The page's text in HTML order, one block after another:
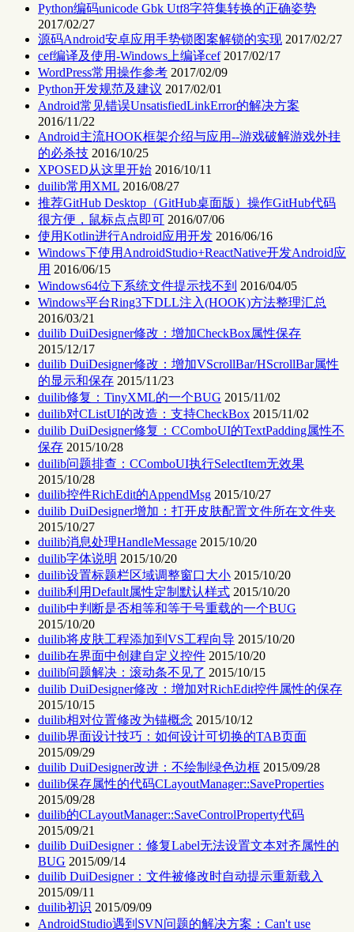
Python编码unicode Gbk Utf8字符集转换的正确姿势
2017/02/27
源码Android安卓应用手势锁图案解锁的实现 2017/02/27
cef编译及使用-Windows上编译cef 2017/02/17
WordPress常用操作参考 2017/02/09
Python开发规范及建议 2017/02/01
Android常见错误UnsatisfiedLinkError的解决方案
2016/11/22
Android主流HOOK框架介绍与应用--游戏破解游戏外挂
的必杀技 2016/10/25
XPOSED从这里开始 2016/10/11
duilib常用XML 2016/08/27
推荐GitHub Desktop（GitHub桌面版）操作GitHub代码
很方便，鼠标点点即可 2016/07/06
使用Kotlin进行Android应用开发 2016/06/16
Windows下使用AndroidStudio+ReactNative开发Android应
用 2016/06/15
Windows64位下系统文件提示找不到 2016/04/05
Windows平台Ring3下DLL注入(HOOK)方法整理汇总
2016/03/21
duilib DuiDesigner修改：增加CheckBox属性保存
2015/12/17
duilib DuiDesigner修改：增加VScrollBar/HScrollBar属性
的显示和保存 2015/11/23
duilib修复：TinyXML的一个BUG 2015/11/02
duilib对CListUI的改造：支持CheckBox 2015/11/02
duilib DuiDesigner修复：CComboUI的TextPadding属性不
保存 2015/10/28
duilib问题排查：CComboUI执行SelectItem无效果
2015/10/28
duilib控件RichEdit的AppendMsg 2015/10/27
duilib DuiDesigner增加：打开皮肤配置文件所在文件夹
2015/10/27
duilib消息处理HandleMessage 2015/10/20
duilib字体说明 2015/10/20
duilib设置标题栏区域调整窗口大小 2015/10/20
duilib利用Default属性定制默认样式 2015/10/20
duilib中判断是否相等和等于号重载的一个BUG
2015/10/20
duilib将皮肤工程添加到VS工程向导 2015/10/20
duilib在界面中创建自定义控件 2015/10/20
duilib问题解决：滚动条不见了 2015/10/15
duilib DuiDesigner修改：增加对RichEdit控件属性的保存
2015/10/15
duilib相对位置修改为锚概念 2015/10/12
duilib界面设计技巧：如何设计可切换的TAB页面
2015/09/29
duilib DuiDesigner改进：不绘制绿色边框 2015/09/28
duilib保存属性的代码CLayoutManager::SaveProperties
2015/09/28
duilib的CLayoutManager::SaveControlProperty代码
2015/09/21
duilib DuiDesigner：修复Label无法设置文本对齐属性的
BUG 2015/09/14
duilib DuiDesigner：文件被修改时自动提示重新载入
2015/09/11
duilib初识 2015/09/09
AndroidStudio遇到SVN问题的解决方案：Can't use